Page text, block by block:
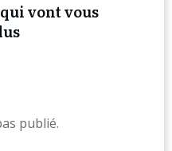
vont vous
publié.